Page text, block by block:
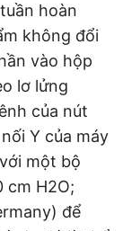
hoàn
không đổi
vào hộp
lơ lửng
của nút
Y của máy
một bộ
cm H2O;
để